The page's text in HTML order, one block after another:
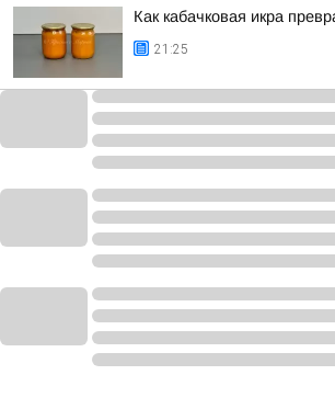
Как кабачковая икра
21:25